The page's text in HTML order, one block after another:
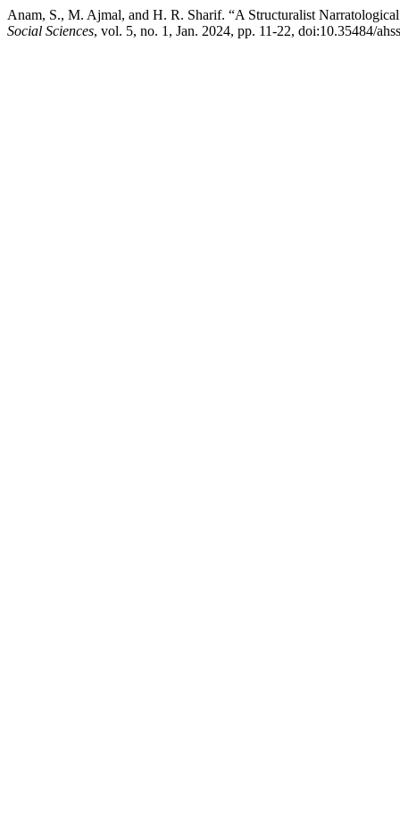
Anam, S., M. Ajmal, and H. R. Sharif. “A Structuralist
Social Sciences, vol. 5, no. 1, Jan. 2024, pp. 11-22, doi:10.35484/